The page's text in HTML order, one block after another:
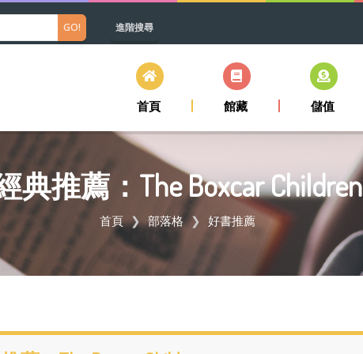
進階搜尋
首頁 館藏 儲值
典推薦：The Boxcar Children
首頁 部落格 好書推薦